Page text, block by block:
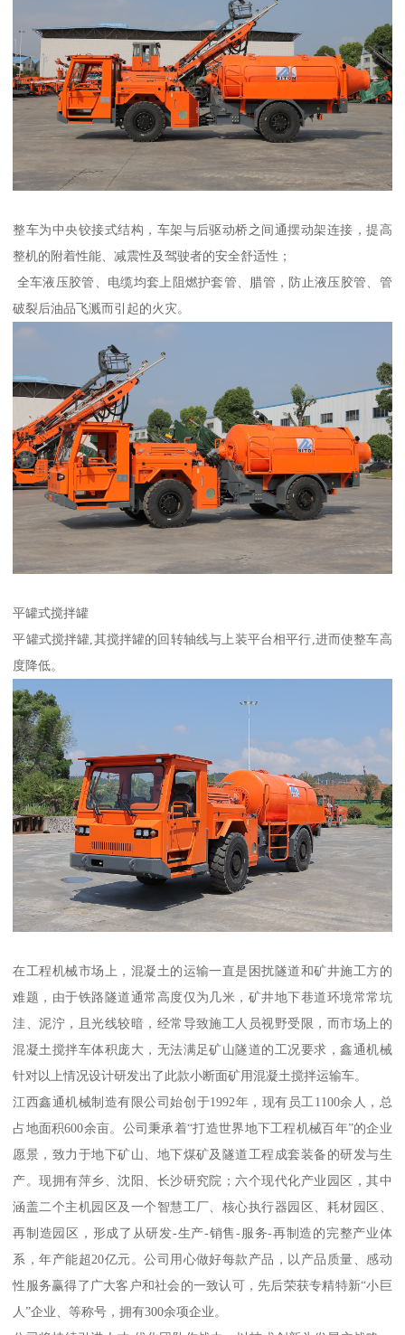
整车为中央铰接式结构，车架与后驱动桥之间通摆动架连接，提高
整机的附着性能、减震性及驾驶者的安全舒适性；
全车液压胶管、电缆均套上阻燃护套管、腊管，防止液压胶管、管
破裂后油品飞溅而引起的火灾。
平罐式搅拌罐
平罐式搅拌罐,其搅拌罐的回转轴线与上装平台相平行,进而使整车高
度降低。
在工程机械市场上，混凝土的运输一直是困扰隧道和矿井施工方的
难题，由于铁路隧道通常高度仅为几米，矿井地下巷道环境常常坑
洼、泥泞，且光线较暗，经常导致施工人员视野受限，而市场上的
混凝土搅拌车体积庞大，无法满足矿山隧道的工况要求，鑫通机械
针对以上情况设计研发出了此款小断面矿用混凝土搅拌运输车。
江西鑫通机械制造有限公司始创于1992年，现有员工1100余人，总
占地面积600余亩。公司秉承着“打造世界地下工程机械百年”的企业
愿景，致力于地下矿山、地下煤矿及隧道工程成套装备的研发与生
产。现拥有萍乡、沈阳、长沙研究院；六个现代化产业园区，其中
涵盖二个主机园区及一个智慧工厂、核心执行器园区、耗材园区、
再制造园区，形成了从研发-生产-销售-服务-再制造的完整产业体
系，年产能超20亿元。公司用心做好每款产品，以产品质量、感动
性服务赢得了广大客户和社会的一致认可，先后荣获专精特新“小巨
人”企业、等称号，拥有300余项企业。